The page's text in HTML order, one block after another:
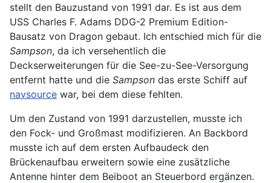
stellt den Bauzustand von 1991 dar. Es ist aus dem
USS Charles F. Adams DDG-2 Premium Edition-
Bausatz von Dragon gebaut. Ich entschied mich für die
Sampson, da ich versehentlich die
Deckserweiterungen für die See-zu-See-Versorgung
entfernt hatte und die Sampson das erste Schiff auf
navsource war, bei dem diese fehlten.
Um den Zustand von 1991 darzustellen, musste ich
den Fock- und Großmast modifizieren. An Backbord
musste ich auf dem ersten Aufbaudeck den
Brückenaufbau erweitern sowie eine zusätzliche
Antenne hinter dem Beiboot an Steuerbord ergänzen.